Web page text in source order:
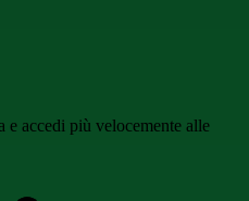
e accedi più velocemente alle